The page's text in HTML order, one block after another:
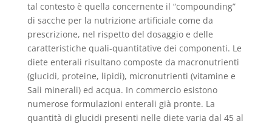
tal contesto è quella concernente il “compounding”
di sacche per la nutrizione artificiale come da
prescrizione, nel rispetto del dosaggio e delle
caratteristiche quali-quantitative dei componenti. Le
diete enterali risultano composte da macronutrienti
(glucidi, proteine, lipidi), micronutrienti (vitamine e
Sali minerali) ed acqua. In commercio esistono
numerose formulazioni enterali già pronte. La
quantità di glucidi presenti nelle diete varia dal 45 al